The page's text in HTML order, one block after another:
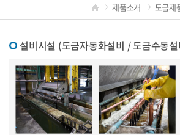
제품소개 도금제
설비시설 (도금자동화설비 / 도금수동